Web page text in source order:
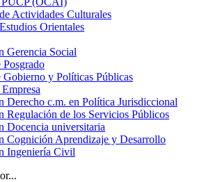
Actividades Culturales
Orientales
Gerencia Social
Posgrado
Gobierno y Políticas Públicas
Derecho c.m. en Política Jurisdiccional
Regulación de los Servicios Públicos
Docencia universitaria
Cognición Aprendizaje y Desarrollo
Ingeniería Civil